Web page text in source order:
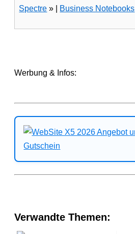
Spectre » | Business Notebooks
Werbung & Infos:
Verwandte Themen: